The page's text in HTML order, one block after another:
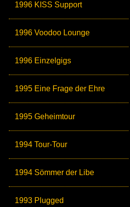
1996 KISS Support
1996 Voodoo Lounge
1996 Einzelgigs
1995 Eine Frage der Ehre
1995 Geheimtour
1994 Tour-Tour
1994 Sömmer der Libe
1993 Plugged